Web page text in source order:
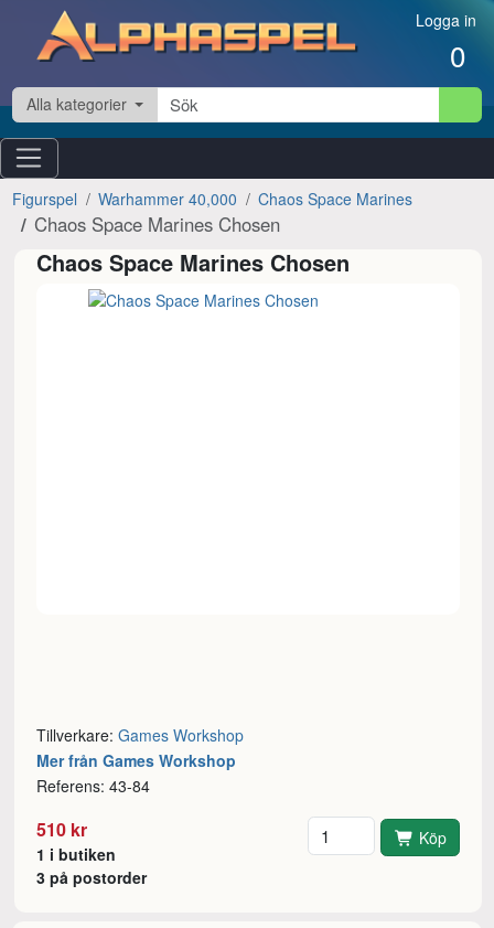
Hoppa till innehåll Logga in
0
Alla kategorier
Figurspel Warhammer 40,000 Chaos Space Marines
Chaos Space Marines Chosen
Chaos Space Marines Chosen
Tillverkare:Games Workshop
Mer från Games Workshop
Referens: 43-84
510 kr
1 i butiken
3 på postorder
Antal Köp